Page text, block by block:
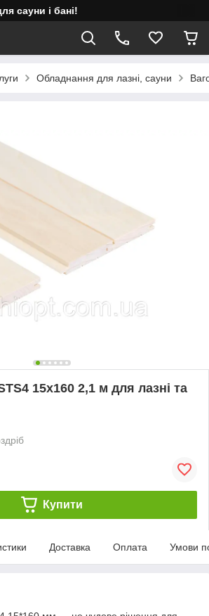
сауни і бані!
Обладнання для лазні, сауни
15x160 2,1 м для лазні та
Купити
Доставка Оплата Умови